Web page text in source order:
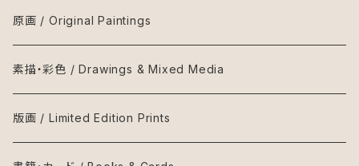
原画 / Original Paintings
素描・彩色 / Drawings & Mixed Media
版画 / Limited Edition Prints